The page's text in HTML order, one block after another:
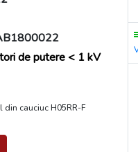
de putere < 1 kV
din cauciuc H05RR-F